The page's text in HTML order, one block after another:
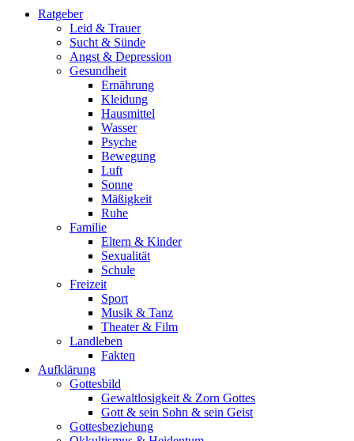
Ratgeber
Leid & Trauer
Sucht & Sünde
Angst & Depression
Gesundheit
Ernährung
Kleidung
Hausmittel
Wasser
Psyche
Bewegung
Luft
Sonne
Mäßigkeit
Ruhe
Familie
Eltern & Kinder
Sexualität
Schule
Freizeit
Sport
Musik & Tanz
Theater & Film
Landleben
Fakten
Aufklärung
Gottesbild
Gewaltlosigkeit & Zorn Gottes
Gott & sein Sohn & sein Geist
Gottesbeziehung